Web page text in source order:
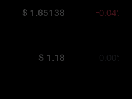
$ 1.65138 -0.04%
$ 1.18 0.00%